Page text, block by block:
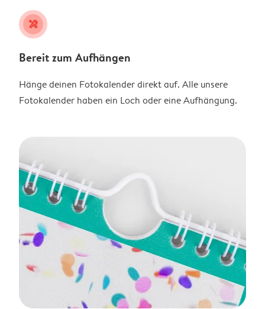
tools
Bereit zum Aufhängen
Hänge deinen Fotokalender direkt auf. Alle unsere
Fotokalender haben ein Loch oder eine Aufhängung.